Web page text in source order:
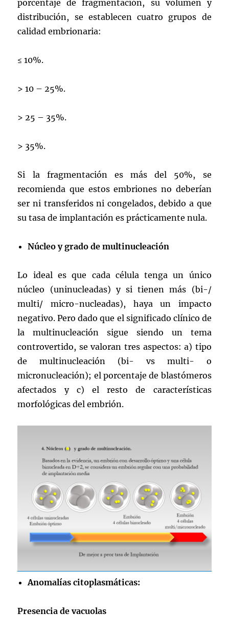
porcentaje de fragmentación, su volumen y
distribución, se establecen cuatro grupos de
calidad embrionaria:
≤ 10%.
> 10 – 25%.
> 25 – 35%.
> 35%.
Si la fragmentación es más del 50%, se
recomienda que estos embriones no deberían
ser ni transferidos ni congelados, debido a que
su tasa de implantación es prácticamente nula.
Núcleo y grado de multinucleación
Lo ideal es que cada célula tenga un único
núcleo (uninucleadas) y si tienen más (bi-/
multi/ micro-nucleadas), haya un impacto
negativo. Pero dado que el significado clínico de
la multinucleación sigue siendo un tema
controvertido, se valoran tres aspectos: a) tipo
de multinucleación (bi- vs multi- o
micronucleación); el porcentaje de blastómeros
afectados y c) el resto de características
morfológicas del embrión.
Anomalías citoplasmáticas:
Presencia de vacuolas